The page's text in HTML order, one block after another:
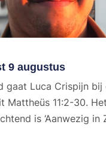
9 augustus
gaat Luca Crispijn bij
Mattheüs 11:2-30.
is ‘Aanwezig in